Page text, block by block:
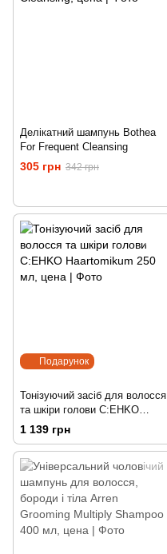
Делікатний шампунь Bothea
For Frequent Cleansing
305 грн 342 грн
Подарунок
Тонізуючий засіб для волосся
та шкіри голови C:EHKO
Haartomikum 250 мл
1 139 грн